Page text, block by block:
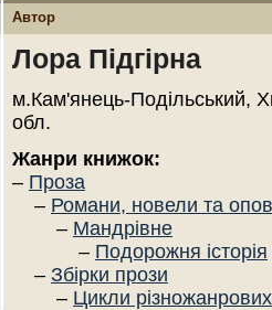
Автор
Лора Підгірна
м.Кам'янець-Подільський,
обл.
Жанри книжок:
– Проза
– Романи, новели та
– Мандрівне
– Подорожня історія
– Збірки прози
– Цикли